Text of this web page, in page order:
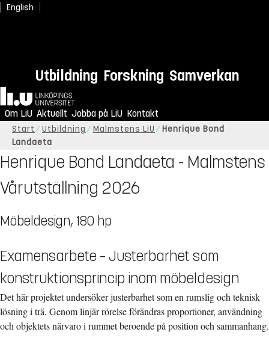
English
Utbildning Forskning Samverkan
Hem
Om LiU Aktuellt Jobba på LiU Kontakt
Start Utbildning Malmstens LiU
Henrique Bond
Landaeta
Henrique Bond Landaeta - Malmstens
Vårutställning 2026
Möbeldesign, 180 hp
Examensarbete – Justerbarhet som
konstruktionsprincip inom möbeldesign
Det här projektet undersöker justerbarhet som en rumslig och teknisk
lösning i trä. Genom linjär rörelse förändras proportioner, användning
och objektets närvaro i rummet beroende på position och sammanhang.